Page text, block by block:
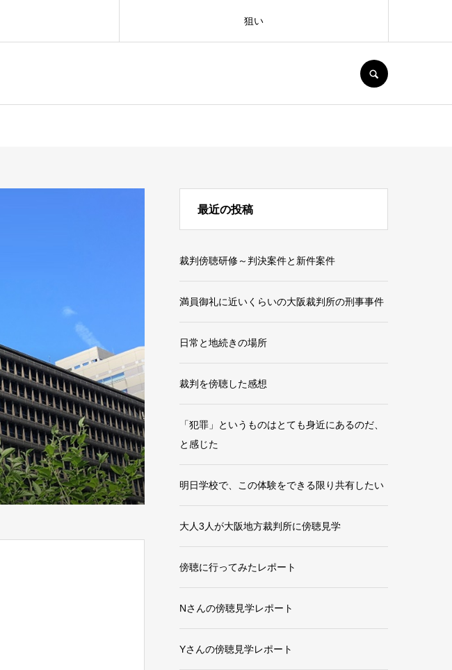
狙い
最近の投稿
裁判傍聴研修～判決案件と新件案件
満員御礼に近いくらいの大阪裁判所の刑事事件
日常と地続きの場所
裁判を傍聴した感想
「犯罪」というものはとても身近にあるのだ、
と感じた
明日学校で、この体験をできる限り共有したい
大人3人が大阪地方裁判所に傍聴見学
傍聴に行ってみたレポート
Nさんの傍聴見学レポート
Yさんの傍聴見学レポート